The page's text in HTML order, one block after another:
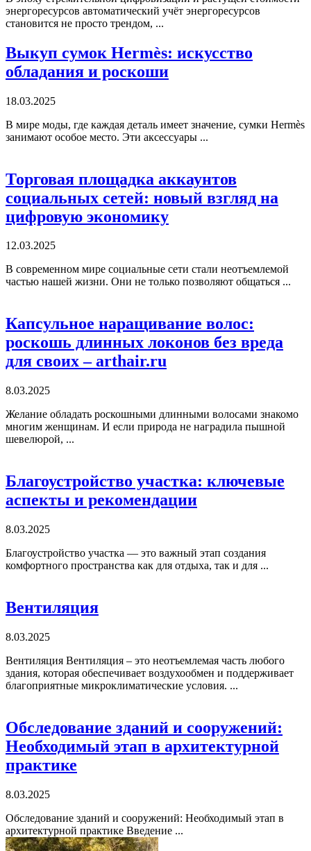
энергоресурсов автоматический учёт энергоресурсов
становится не просто трендом, ...
Выкуп сумок Hermès: искусство
обладания и роскоши
18.03.2025
В мире моды, где каждая деталь имеет значение, сумки Hermès
занимают особое место. Эти аксессуары ...
Торговая площадка аккаунтов
социальных сетей: новый взгляд на
цифровую экономику
12.03.2025
В современном мире социальные сети стали неотъемлемой
частью нашей жизни. Они не только позволяют общаться ...
Капсульное наращивание волос:
роскошь длинных локонов без вреда
для своих – arthair.ru
8.03.2025
Желание обладать роскошными длинными волосами знакомо
многим женщинам. И если природа не наградила пышной
шевелюрой, ...
Благоустройство участка: ключевые
аспекты и рекомендации
8.03.2025
Благоустройство участка — это важный этап создания
комфортного пространства как для отдыха, так и для ...
Вентиляция
8.03.2025
Вентиляция Вентиляция – это неотъемлемая часть любого
здания, которая обеспечивает воздухообмен и поддерживает
благоприятные микроклиматические условия. ...
Обследование зданий и сооружений:
Необходимый этап в архитектурной
практике
8.03.2025
Обследование зданий и сооружений: Необходимый этап в
архитектурной практике Введение ...